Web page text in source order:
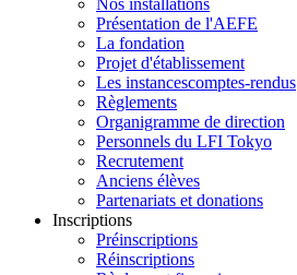
Nos installations
Présentation de l'AEFE
La fondation
Projet d'établissement
Les instancescomptes-rendus
Règlements
Organigramme de direction
Personnels du LFI Tokyo
Recrutement
Anciens élèves
Partenariats et donations
Inscriptions
Préinscriptions
Réinscriptions